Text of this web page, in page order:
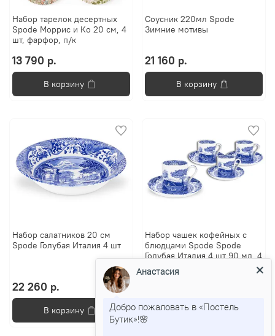
Набор тарелок десертных
Spode Моррис и Ко 20 см, 4
шт, фарфор, п/к
13 790 р.
В корзину
Соусник 220мл Spode
Зимние мотивы
21 160 р.
В корзину
Набор салатников 20 см
Spode Голубая Италия 4 шт
22 260 р.
В корзину
Набор чашек кофейных с
блюдцами Spode Spode
Голубая Италия 4 шт 90 мл, 4
В корзину
Анастасия
Добро пожаловать в «Постель
Бутик»!🌸